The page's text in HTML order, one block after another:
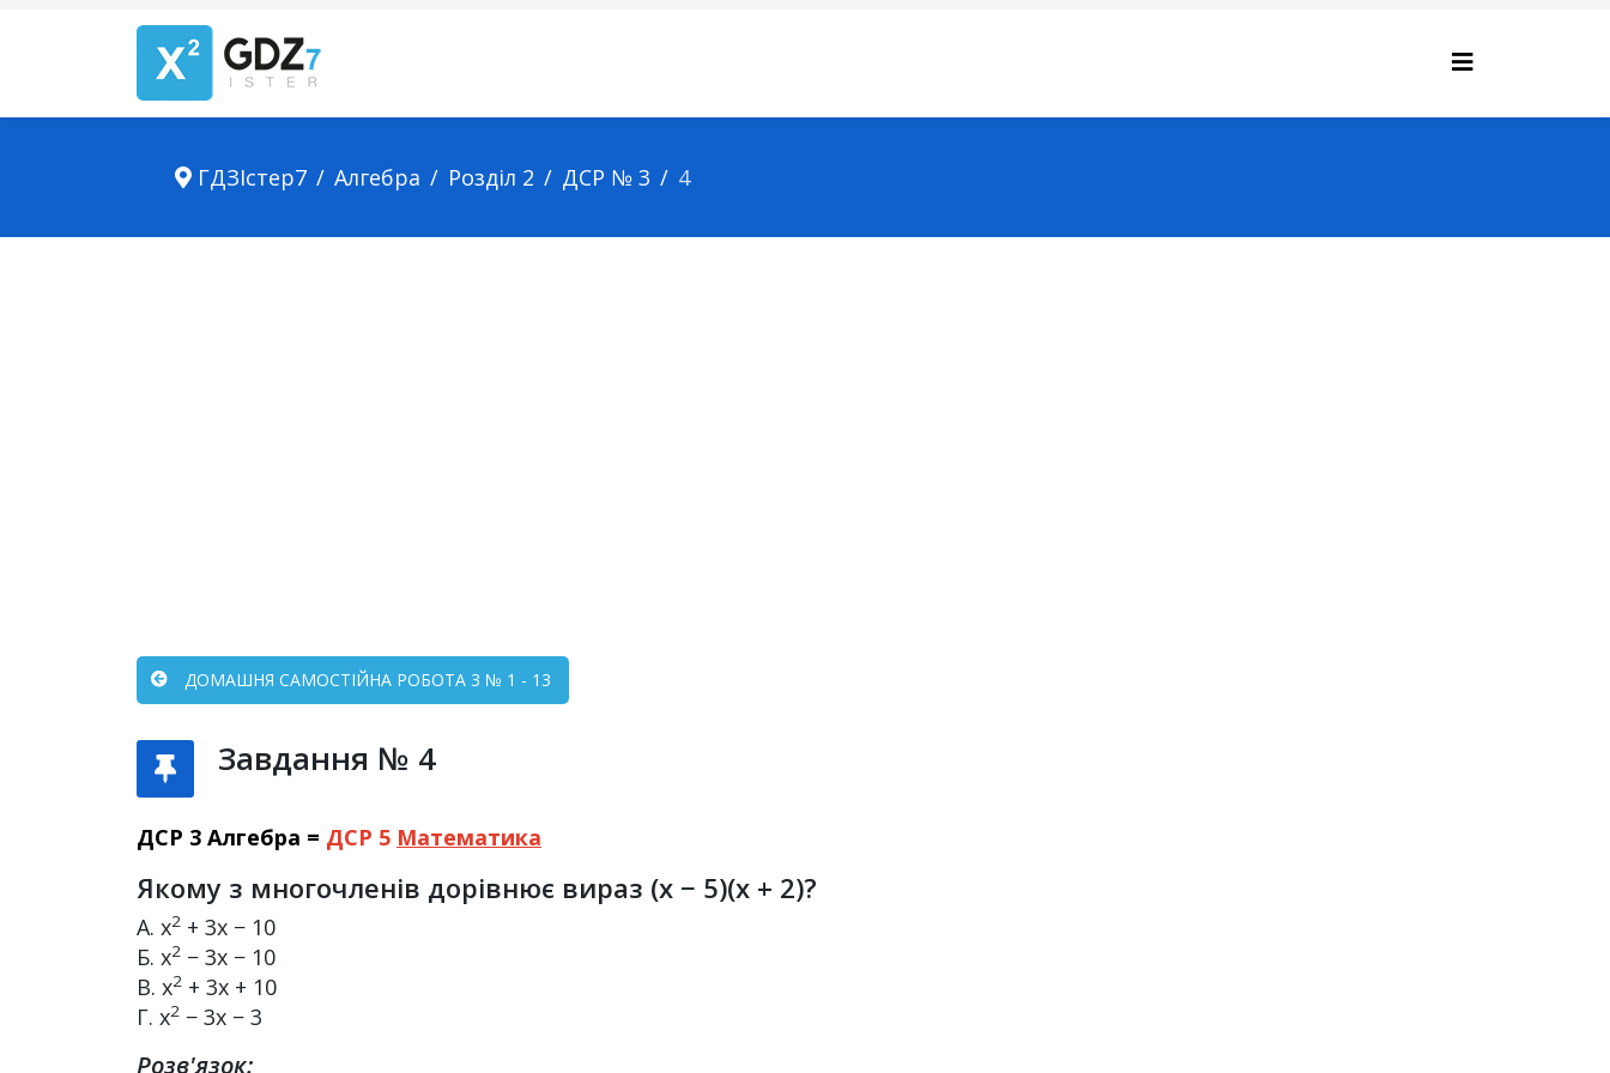
ГДЗІстер7 Алгебра Розділ 2 ДСР № 3 4
ДОМАШНЯ САМОСТІЙНА РОБОТА 3 № 1 - 13
Завдання № 4
ДСР 3 Алгебра = ДСР 5 Математика
Якому з многочленів дорівнює вираз (x − 5)(x + 2)?
А. x2 + 3x − 10
Б. x2 − 3x − 10
В. x2 + 3x + 10
Г. x2 − 3x − 3
Розв'язок: